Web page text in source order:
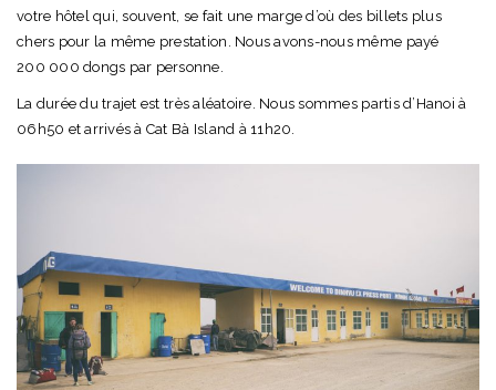
votre hôtel qui, souvent, se fait une marge d’où des billets plus
chers pour la même prestation. Nous avons-nous même payé
200 000 dongs par personne.
La durée du trajet est très aléatoire. Nous sommes partis d’Hanoi à
06h50 et arrivés à Cat Bà Island à 11h20.